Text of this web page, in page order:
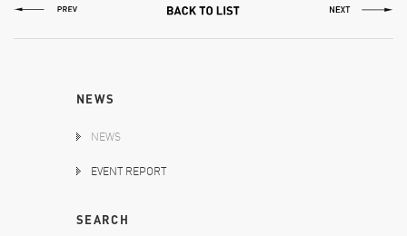
NEWS
NEWS
EVENT REPORT
SEARCH